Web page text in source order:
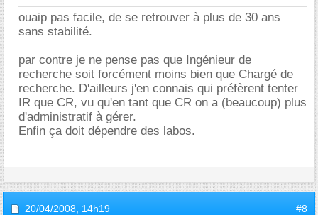
ouaip pas facile, de se retrouver à plus de 30 ans
sans stabilité.
par contre je ne pense pas que Ingénieur de
recherche soit forcément moins bien que Chargé de
recherche. D'ailleurs j'en connais qui préfèrent tenter
IR que CR, vu qu'en tant que CR on a (beaucoup) plus
d'administratif à gérer.
Enfin ça doit dépendre des labos.
20/04/2008, 14h19 #8